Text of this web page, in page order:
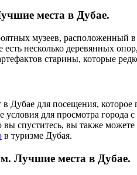
места в Дубае.
музеев, расположенный
есть несколько деревянных
старины, которые
Дубае для посещения, которое
условия для просмотра
вы спуститесь, вы также
в туризме Дубая.
. Лучшие места в Дубае.